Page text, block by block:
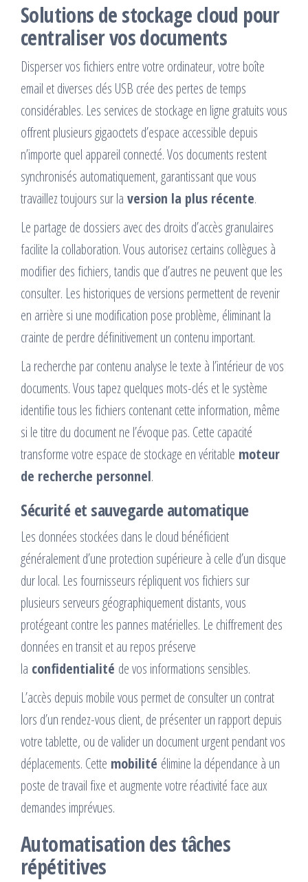
Solutions de stockage cloud pour
centraliser vos documents
Disperser vos fichiers entre votre ordinateur, votre boîte
email et diverses clés USB crée des pertes de temps
considérables. Les services de stockage en ligne gratuits vous
offrent plusieurs gigaoctets d’espace accessible depuis
n’importe quel appareil connecté. Vos documents restent
synchronisés automatiquement, garantissant que vous
travaillez toujours sur la version la plus récente.
Le partage de dossiers avec des droits d’accès granulaires
facilite la collaboration. Vous autorisez certains collègues à
modifier des fichiers, tandis que d’autres ne peuvent que les
consulter. Les historiques de versions permettent de revenir
en arrière si une modification pose problème, éliminant la
crainte de perdre définitivement un contenu important.
La recherche par contenu analyse le texte à l’intérieur de vos
documents. Vous tapez quelques mots-clés et le système
identifie tous les fichiers contenant cette information, même
si le titre du document ne l’évoque pas. Cette capacité
transforme votre espace de stockage en véritable moteur
de recherche personnel.
Sécurité et sauvegarde automatique
Les données stockées dans le cloud bénéficient
généralement d’une protection supérieure à celle d’un disque
dur local. Les fournisseurs répliquent vos fichiers sur
plusieurs serveurs géographiquement distants, vous
protégeant contre les pannes matérielles. Le chiffrement des
données en transit et au repos préserve
la confidentialité de vos informations sensibles.
L’accès depuis mobile vous permet de consulter un contrat
lors d’un rendez-vous client, de présenter un rapport depuis
votre tablette, ou de valider un document urgent pendant vos
déplacements. Cette mobilité élimine la dépendance à un
poste de travail fixe et augmente votre réactivité face aux
demandes imprévues.
Automatisation des tâches
répétitives